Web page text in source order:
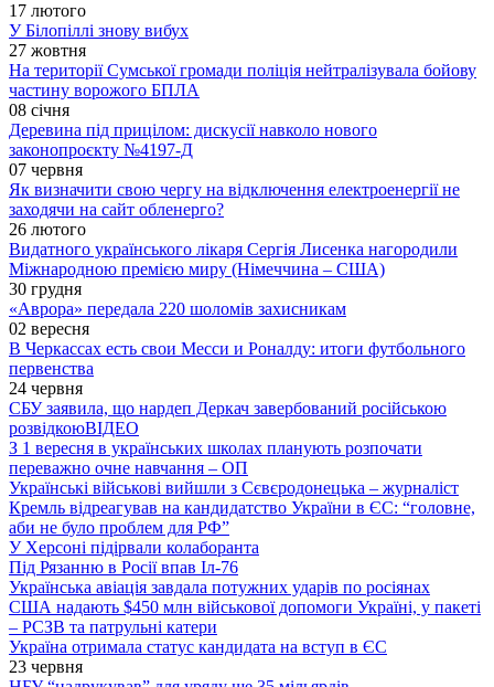
17 лютого
У Білопіллі знову вибух
27 жовтня
На території Сумської громади поліція нейтралізувала бойову
частину ворожого БПЛА
08 січня
Деревина під прицілом: дискусії навколо нового
законопроєкту №4197-Д
07 червня
Як визначити свою чергу на відключення електроенергії не
заходячи на сайт обленерго?
26 лютого
Видатного українського лікаря Сергія Лисенка нагородили
Міжнародною премією миру (Німеччина – США)
30 грудня
«Аврора» передала 220 шоломів захисникам
02 вересня
В Черкассах есть свои Месси и Роналду: итоги футбольного
первенства
24 червня
СБУ заявила, що нардеп Деркач завербований російською
розвідкоюВІДЕО
З 1 вересня в українських школах планують розпочати
переважно очне навчання – ОП
Українські військові вийшли з Сєвєродонецька – журналіст
Кремль відреагував на кандидатство України в ЄС: “головне,
аби не було проблем для РФ”
У Херсоні підірвали колаборанта
Під Рязанню в Росії впав Іл-76
Українська авіація завдала потужних ударів по росіянах
США надають $450 млн військової допомоги Україні, у пакеті
– РСЗВ та патрульні катери
Україна отримала статус кандидата на вступ в ЄС
23 червня